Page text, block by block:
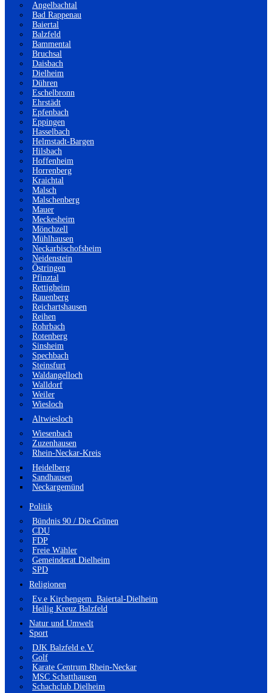
Angelbachtal
Bad Rappenau
Baiertal
Balzfeld
Bammental
Bruchsal
Daisbach
Dielheim
Dühren
Eschelbronn
Ehrstädt
Epfenbach
Eppingen
Hasselbach
Helmstadt-Bargen
Hilsbach
Hoffenheim
Horrenberg
Kraichtal
Malsch
Malschenberg
Mauer
Meckesheim
Mönchzell
Mühlhausen
Neckarbischofsheim
Neidenstein
Östringen
Pfinztal
Rettigheim
Rauenberg
Reichartshausen
Reihen
Rohrbach
Rotenberg
Sinsheim
Spechbach
Steinsfurt
Waldangelloch
Walldorf
Weiler
Wiesloch
Altwiesloch
Wiesenbach
Zuzenhausen
Rhein-Neckar-Kreis
Heidelberg
Sandhausen
Neckargemünd
Politik
Bündnis 90 / Die Grünen
CDU
FDP
Freie Wähler
Gemeinderat Dielheim
SPD
Religionen
Ev.e Kirchengem. Baiertal-Dielheim
Heilig Kreuz Balzfeld
Natur und Umwelt
Sport
DJK Balzfeld e.V.
Golf
Karate Centrum Rhein-Neckar
MSC Schatthausen
Schachclub Dielheim